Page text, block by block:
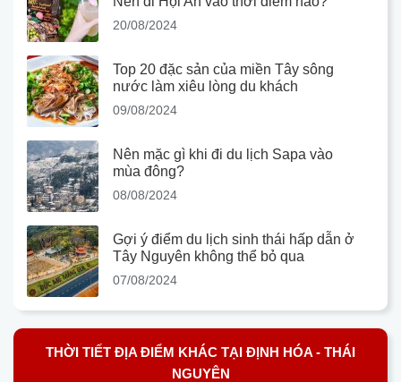
20/08/2024
Top 20 đặc sản của miền Tây sông
nước làm xiêu lòng du khách
09/08/2024
Nên mặc gì khi đi du lịch Sapa vào
mùa đông?
08/08/2024
Gợi ý điểm du lịch sinh thái hấp dẫn ở
Tây Nguyên không thể bỏ qua
07/08/2024
THỜI TIẾT ĐỊA ĐIỂM KHÁC TẠI ĐỊNH HÓA - THÁI
NGUYÊN